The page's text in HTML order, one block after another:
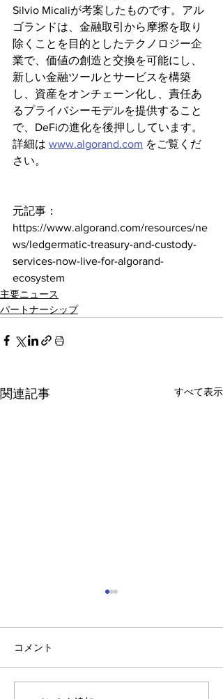
Silvio Micaliが考案したものです。アル
ゴランドは、金融取引から摩擦を取り
除くことを目的としたテクノロジー企
業で、価値の創造と交換を可能にし、
新しい金融ツールとサービスを構築
し、資産をオンチェーン化し、責任あ
るプライバシーモデルを提供すること
で、DeFiの進化を後押ししています。
詳細は www.algorand.com をご覧くだ
さい。
元記事：
https://www.algorand.com/resources/ne
ws/ledgermatic-treasury-and-custody-
services-now-live-for-algorand-
ecosystem
主要ニュース
パートナーシップ
関連記事 すべて表示
コメント